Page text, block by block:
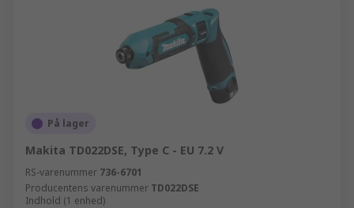
På lager
Makita TD022DSE, Type C - EU 7.2 V
RS-varenummer 736-6701
Producentens varenummer TD022DSE
Indhold (1 enhed)